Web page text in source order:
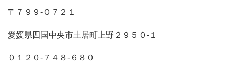
〒７９９‐０７２１
愛媛県四国中央市土居町上野２９５０‐１
０１２０‐７４８‐６８０